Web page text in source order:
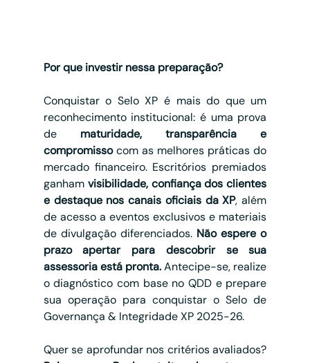
Por que investir nessa preparação?
Conquistar o Selo XP é mais do que um
reconhecimento institucional: é uma prova
de maturidade, transparência e
compromisso com as melhores práticas do
mercado financeiro. Escritórios premiados
ganham visibilidade, confiança dos clientes
e destaque nos canais oficiais da XP, além
de acesso a eventos exclusivos e materiais
de divulgação diferenciados. Não espere o
prazo apertar para descobrir se sua
assessoria está pronta. Antecipe-se, realize
o diagnóstico com base no QDD e prepare
sua operação para conquistar o Selo de
Governança & Integridade XP 2025-26.